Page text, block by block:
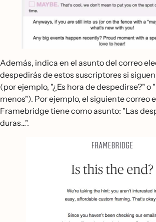
Además, indica en el asunto del correo
despedirás de estos suscriptores si
(por ejemplo, "¿Es hora de despedirse?" o
menos"). Por ejemplo, el siguiente correo
Framebridge tiene como asunto: "Las
duras...".